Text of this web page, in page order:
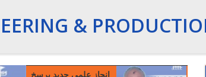
&
إنجاز علمي جديد يرسخ